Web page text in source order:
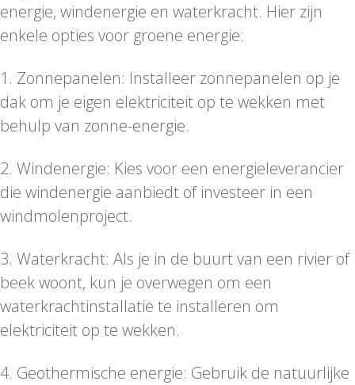
energie, windenergie en waterkracht. Hier zijn
enkele opties voor groene energie:
1. Zonnepanelen: Installeer zonnepanelen op je
dak om je eigen elektriciteit op te wekken met
behulp van zonne-energie.
2. Windenergie: Kies voor een energieleverancier
die windenergie aanbiedt of investeer in een
windmolenproject.
3. Waterkracht: Als je in de buurt van een rivier of
beek woont, kun je overwegen om een
waterkrachtinstallatie te installeren om
elektriciteit op te wekken.
4. Geothermische energie: Gebruik de natuurlijke